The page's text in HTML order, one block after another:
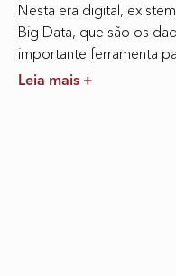
Nesta era digital,
Big Data, que são os
importante ferramenta
Leia mais +